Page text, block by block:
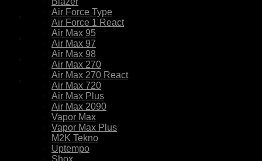
Air Force Type
Air Force 1 React
Air Max 95
Air Max 97
Air Max 98
Air Max 270
Air Max 270 React
Air Max 720
Air Max Plus
Air Max 2090
Vapor Max
Vapor Max Plus
M2K Tekno
Uptempo
Shox